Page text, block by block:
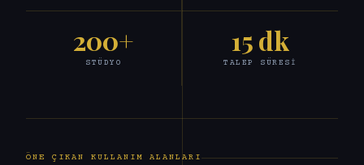
200+
STÜDYO
15 dk
TALEP SÜRESI
ÖNE ÇIKAN KULLANIM ALANLARI